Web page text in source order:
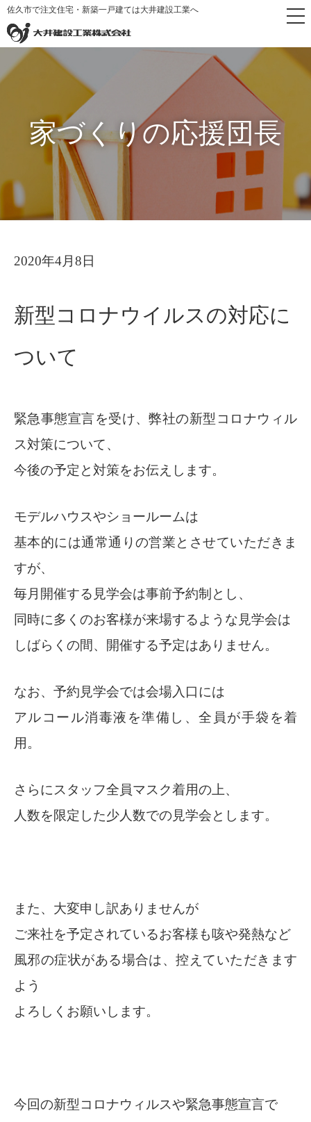
佐久市で注文住宅・新築一戸建ては大井建設工業へ
家づくりの応援団長
トップペー
ジ
家づくりの応援
団長
新型コロナウイルスの対応に
2020年4月8日
新型コロナウイルスの対応に
ついて
緊急事態宣言を受け、弊社の新型コロナウィル
ス対策について、
今後の予定と対策をお伝えします。
モデルハウスやショールームは
基本的には通常通りの営業とさせていただきま
すが、
毎月開催する見学会は事前予約制とし、
同時に多くのお客様が来場するような見学会は
しばらくの間、開催する予定はありません。
なお、予約見学会では会場入口には
アルコール消毒液を準備し、全員が手袋を着
用。
さらにスタッフ全員マスク着用の上、
人数を限定した少人数での見学会とします。
また、大変申し訳ありませんが
ご来社を予定されているお客様も咳や発熱など
風邪の症状がある場合は、控えていただきます
よう
よろしくお願いします。
今回の新型コロナウィルスや緊急事態宣言で